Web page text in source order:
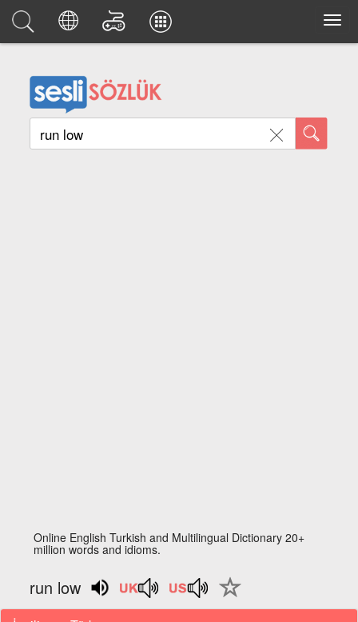
Online English Turkish and Multilingual Dictionary 20+
million words and idioms.
run low